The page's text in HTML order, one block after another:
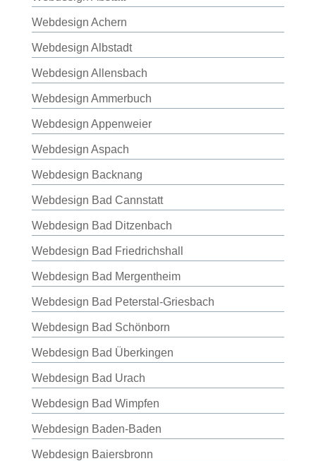
Webdesign Achern
Webdesign Albstadt
Webdesign Allensbach
Webdesign Ammerbuch
Webdesign Appenweier
Webdesign Aspach
Webdesign Backnang
Webdesign Bad Cannstatt
Webdesign Bad Ditzenbach
Webdesign Bad Friedrichshall
Webdesign Bad Mergentheim
Webdesign Bad Peterstal-Griesbach
Webdesign Bad Schönborn
Webdesign Bad Überkingen
Webdesign Bad Urach
Webdesign Bad Wimpfen
Webdesign Baden-Baden
Webdesign Baiersbronn